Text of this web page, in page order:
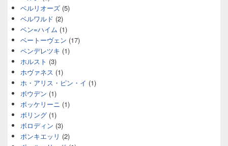
ベルリオーズ (5)
ベルワルド (2)
ベン=ハイム (1)
ベートーヴェン (17)
ペンデレツキ (1)
ホルスト (3)
ホヴァネス (1)
ホ・アリス・ピン・イ (1)
ボウデン (1)
ボッケリーニ (1)
ボリング (1)
ボロディン (3)
ポンキエッリ (2)